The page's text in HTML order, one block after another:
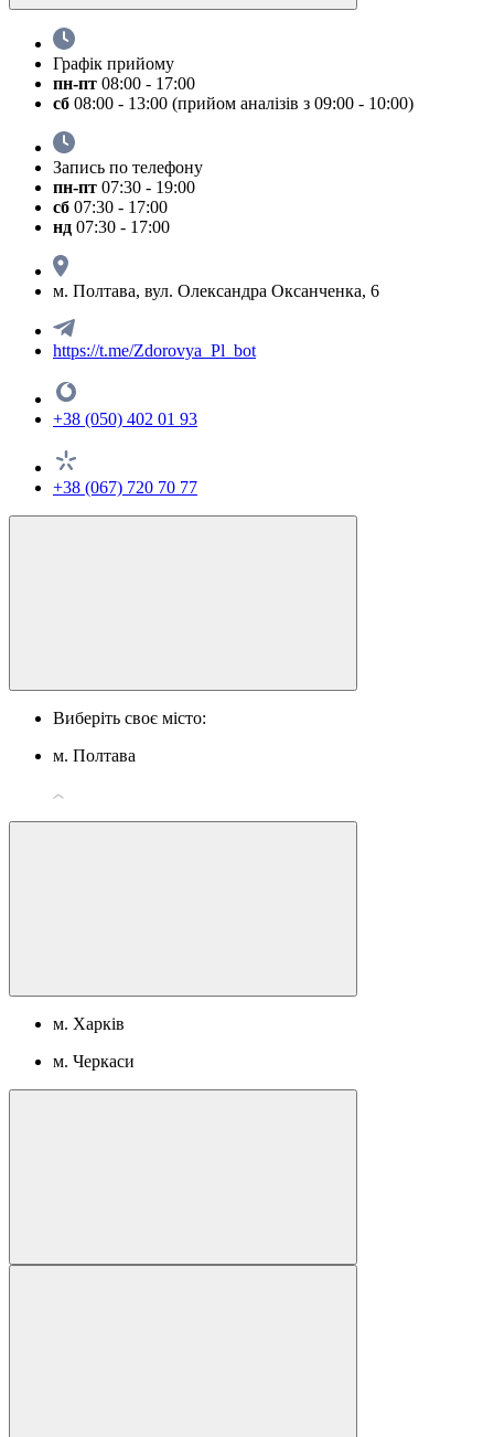
Графік прийому
пн-пт 08:00 - 17:00
сб 08:00 - 13:00 (прийом аналізів з 09:00 - 10:00)
Запись по телефону
пн-пт 07:30 - 19:00
сб 07:30 - 17:00
нд 07:30 - 17:00
м. Полтава, вул. Олександра Оксанченка, 6
https://t.me/Zdorovya_Pl_bot
+38 (050) 402 01 93
+38 (067) 720 70 77
Виберіть своє місто:
м. Полтава
м. Харків
м. Черкаси